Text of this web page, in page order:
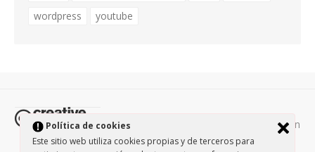
Política de cookies
Este sitio web utiliza cookies propias y de terceros para
wordpress
youtube
Todos los contenidos de esta página están
protegidos por la licencia Creative Commons Attribution-